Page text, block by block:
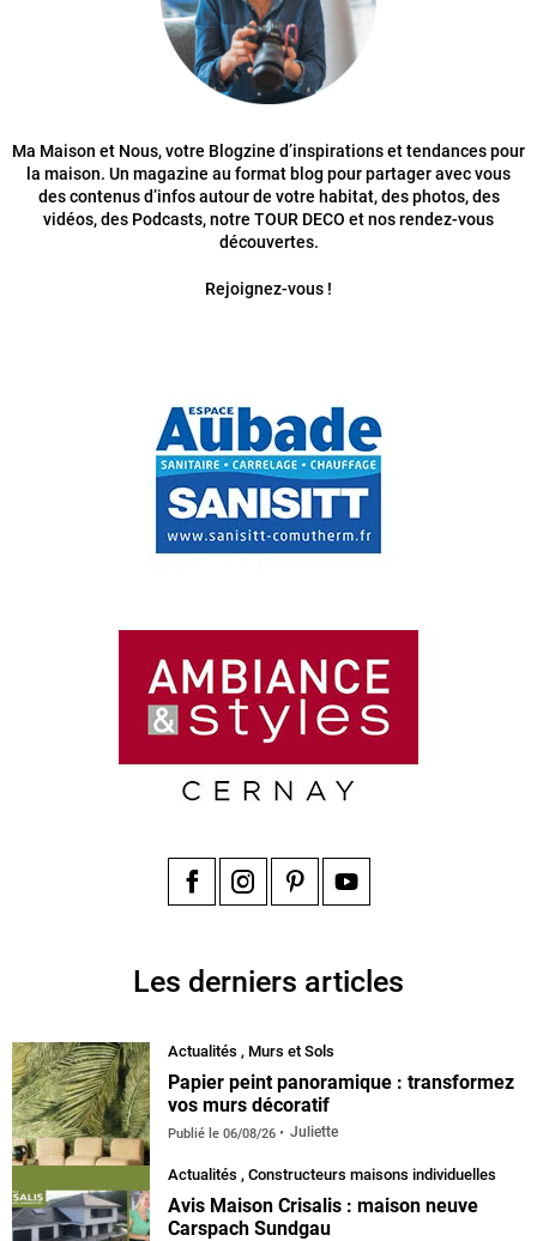
Ma Maison et Nous, votre Blogzine d’inspirations et tendances pour
la maison. Un magazine au format blog pour partager avec vous
des contenus d’infos autour de votre habitat, des photos, des
vidéos, des Podcasts, notre TOUR DECO et nos rendez-vous
découvertes.
Rejoignez-vous !
Les derniers articles
Actualités , Murs et Sols
Papier peint panoramique : transformez
vos murs décoratif
Publié le 06/08/26 Juliette
Actualités , Constructeurs maisons individuelles
Avis Maison Crisalis : maison neuve
Carspach Sundgau